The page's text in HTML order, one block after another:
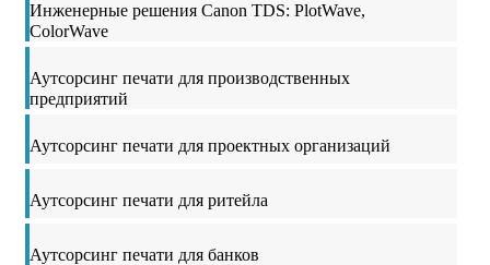
Инженерные решения Canon TDS: PlotWave,
ColorWave
Аутсорсинг печати для производственных
предприятий
Аутсорсинг печати для проектных организаций
Аутсорсинг печати для ритейла
Аутсорсинг печати для банков